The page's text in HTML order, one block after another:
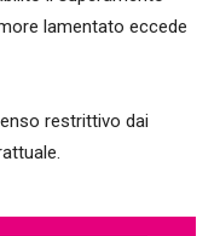
lamentato eccede
restrittivo dai